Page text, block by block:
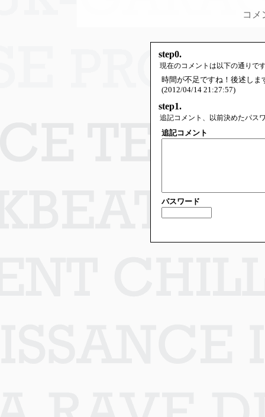
コメ
step0.
現在のコメントは以下の通りで
時間が不足ですね！後述し
(2012/04/14 21:27:57)
step1.
追記コメント、以前決めたパス
追記コメント
パスワード